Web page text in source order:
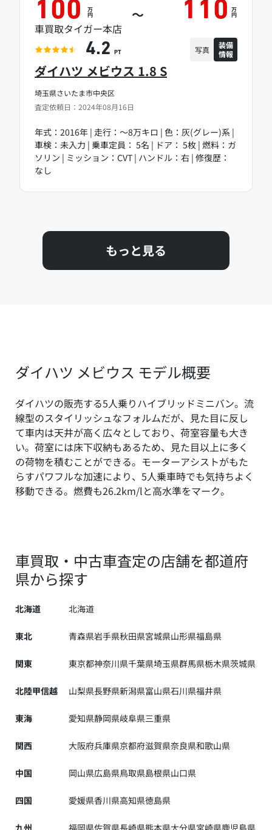
埼玉県さいたま市中央区
査定依頼日：2024年08月16日
ダイハツ メビウス 1.8 S
年式：2016年 | 走行：～8万キロ | 色：灰(グレー)系 |
車検：未入力 | 乗車定員： 5名 | ドア： 5枚 | 燃料：ガ
ソリン | ミッション：CVT | ハンドル：右 | 修復歴：
なし
100 万
円 ～ 110 万
円
車買取タイガー本店
4.2 PT 写真
装備
情報
もっと見る
ダイハツ メビウス モデル概要
ダイハツの販売する5人乗りハイブリッドミニバン。流
線型のスタイリッシュなフォルムだが、見た目に反し
て車内は天井が高く広々としており、荷室容量も大き
い。荷室には床下収納もあるため、見た目以上に多く
の荷物を積むことができる。モーターアシストがもた
らすパワフルな加速により、5人乗車時でも気持ちよく
移動できる。燃費も26.2km/lと高水準をマーク。
車買取・中古車査定の店舗を都道府
県から探す
北海道 北海道
東北 青森県岩手県秋田県宮城県山形県福島県
関東 東京都神奈川県千葉県埼玉県群馬県栃木県茨城県
北陸甲信越 山梨県長野県新潟県富山県石川県福井県
東海 愛知県静岡県岐阜県三重県
関西 大阪府兵庫県京都府滋賀県奈良県和歌山県
中国 岡山県広島県鳥取県島根県山口県
四国 愛媛県香川県高知県徳島県
九州 福岡県佐賀県長崎県熊本県大分県宮崎県鹿児島県